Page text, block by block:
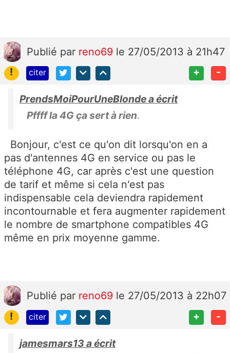
Publié par reno69 le 27/05/2013 à 21h47
!
citer + -
PrendsMoiPourUneBlonde a écrit
Pffff la 4G ça sert à rien.
Bonjour, c'est ce qu'on dit lorsqu'on en a
pas d'antennes 4G en service ou pas le
téléphone 4G, car après c'est une question
de tarif et même si cela n'est pas
indispensable cela deviendra rapidement
incontournable et fera augmenter rapidement
le nombre de smartphone compatibles 4G
même en prix moyenne gamme.
Publié par reno69 le 27/05/2013 à 22h07
!
citer + -
jamesmars13 a écrit